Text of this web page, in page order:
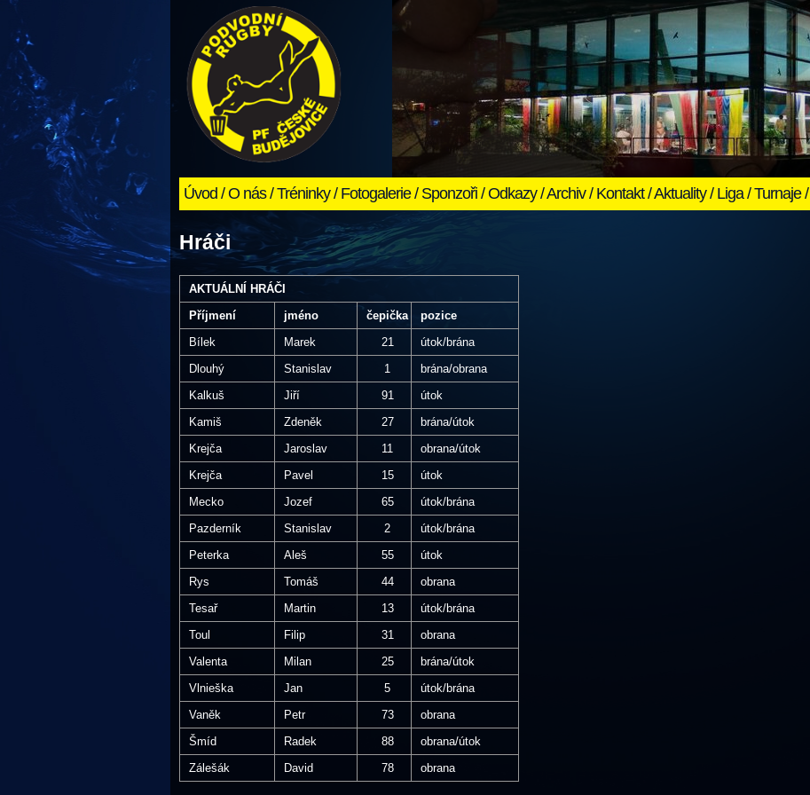
Úvod /O nás/Tréninky/ Fotogalerie/ Sponzoři /Odkazy/Archiv/ Kontakt/Aktuality/ Liga/Turnaje/
Hráči
AKTUÁLNÍ HRÁČI
Příjmení
jméno čepička
pozice
Bílek
Marek 21
útok/brána
Dlouhý
Stanislav 1
brána/obrana
Kalkuš
Jiří 91
útok
Kamiš
Zdeněk 27
brána/útok
Krejča
Jaroslav 11
obrana/útok
Krejča
Pavel 15
útok
Mecko
Jozef 65
útok/brána
Pazderník
Stanislav 2
útok/brána
Peterka
Aleš 55
útok
Rys
Tomáš 44
obrana
Tesař
Martin 13
útok/brána
Toul
Filip 31
obrana
Valenta
Milan 25
brána/útok
Vlnieška
Jan 5
útok/brána
Vaněk
Petr 73
obrana
Šmíd
Radek 88
obrana/útok
Zálešák
David 78 obrana